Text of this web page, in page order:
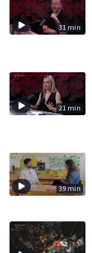
31 min
21 min
39 min